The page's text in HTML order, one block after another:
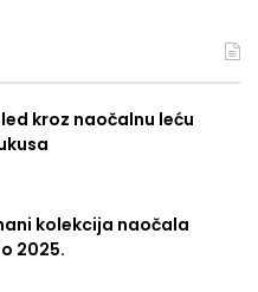
kroz naočalnu leću
kolekcija naočala
2025.